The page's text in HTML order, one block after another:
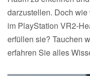
darzustellen. Doch
im PlayStation VR2-
erfüllen sie? Tauchen
erfahren Sie alles